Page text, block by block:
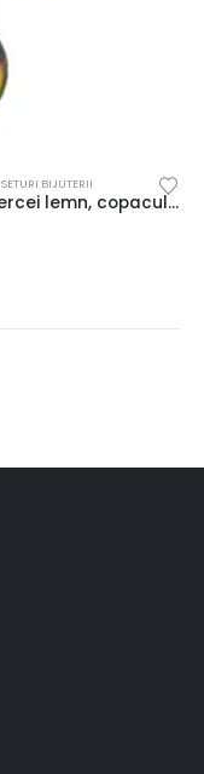
SETURI BIJUTERII
Set unicat lucrat manual, colier si cercei lemn, copacul vietii 7